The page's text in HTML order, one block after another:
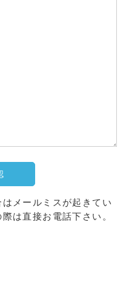
メールミスが起きてい
は直接お電話下さい。